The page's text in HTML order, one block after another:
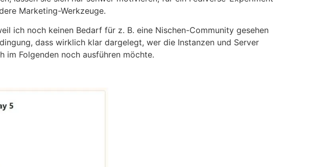
Marketing-Werkzeuge.
ich noch keinen Bedarf für z. B. eine Nischen-Community gesehen
dass wirklich klar dargelegt, wer die Instanzen und Server
Folgenden noch ausführen möchte.